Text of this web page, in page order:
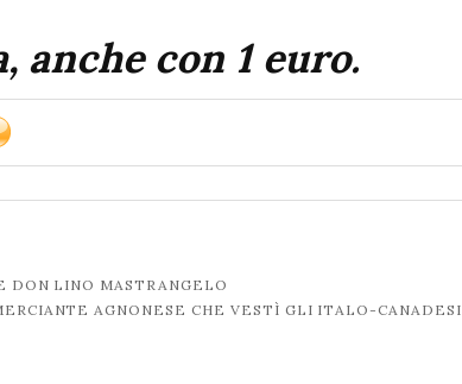
anche con 1 euro.
DON LINO MASTRANGELO
AGNONESE CHE VESTÌ GLI ITALO-CANADESI